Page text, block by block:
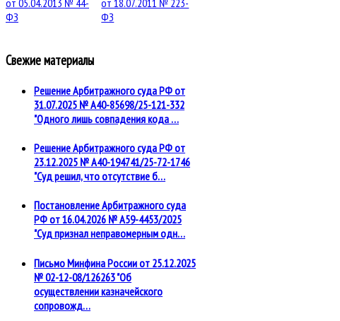
Свежие материалы
Решение Арбитражного суда РФ от
31.07.2025 № А40-85698/25-121-332
"Одного лишь совпадения кода …
Решение Арбитражного суда РФ от
23.12.2025 № А40-194741/25-72-1746
"Суд решил, что отсутствие б…
Постановление Арбитражного суда
РФ от 16.04.2026 № А59-4453/2025
"Суд признал неправомерным одн…
Письмо Минфина России от 25.12.2025
№ 02-12-08/126263 "Об
осуществлении казначейского
сопровожд…